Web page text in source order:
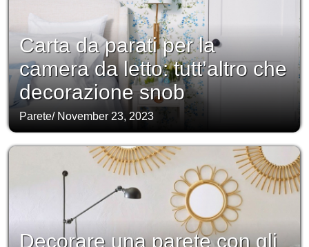
Carta da parati per la
camera da letto: tutt’altro che
decorazione snob
Parete/ November 23, 2023
Decorare una parete con gli